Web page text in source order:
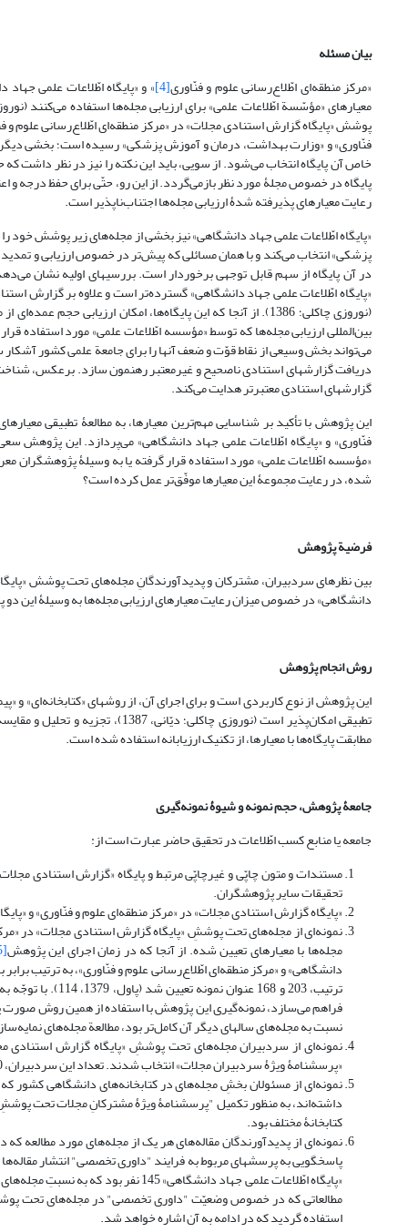
بیان مسئله
«مرکز منطقه‌ای اطّلاع‌رسانی علوم و فنّاوری[4] » و «پایگاه اطّلاعات علمی
پوشش «پایگاه گزارش استنادی مجلات» در «مرکز منطقه‌ای اطّلاع‌رسانی علوم و
فنّاوری» و «وزارت بهداشت، درمان و آموزش پزشکی» رسیده است؛ بخشی دیگر
خاص آن پایگاه انتخاب می‌شود. از سویی، باید این نکته را نیز در نظر داشت که
پایگاه در خصوص مجلۀ مورد نظر بازمی‌گردد. از این رو، حتّی برای حفظ درجه و
رعایت معیارهای پذیرفته شدۀ ارزیابی مجله‌ها اجتناب‌ناپذیر است.
«پایگاه اطّلاعات علمی جهاد دانشگاهی» نیز بخشی از مجله‌های زیر پوشش خود
پزشکی» انتخاب می‌کند و با همان مسائلی که پیش‌تر در خصوص ارزیابی و
در آن پایگاه از سهم قابل توجهی برخوردار است. بررسیهای اولیه نشان
«پایگاه اطّلاعات علمی جهاد دانشگاهی» گسترده‌تر است و علاوه بر گزارش
(نوروزی چاکلی؛‌ 1386). از آنجا که این پایگاه‌ها، امکان
بین‌المللی ارزیابی مجله‌ها که توسط «مؤسسه اطّلاعات علمی» مورد استفاده
می‌تواند بخش وسیعی از نقاط قوّت و ضعف آنها را برای جامعة علمی کشور آشکار
دریافت گزارشهای استنادی ناصحیح و غیرمعتبر رهنمون سازد. برعکس،
گزارشهای استنادی معتبرتر هدایت می‌کند.
این پژوهش با تأکید بر شناسایی مهم‌ترین معیارها، به مطالعۀ تطبیقی
شده، در رعایت مجموعۀ این معیارها موفّق‌تر عمل کرده است؟
فرضیة‌ پژوهش
بین نظرهای سردبیران، مشترکان و پدیدآورندگانِ مجله‌های تحت پوشش
دانشگاهی» در خصوص میزان رعایت معیارهای ارزیابی مجله‌ها به وسیلۀ این دو
روش انجام پژوهش
این پژوهش از نوع کاربردی است و برای اجرای آن، از روشهای «کتابخانه‌ای» و
تطبیقی امکان‌پذیر است (نوروزی
مطابقت پایگاه‌ها با معیارها، از تکنیک ارزیابانه استفاده شده است.
جامعۀ پژوهش، حجم نمونه و شیوۀ نمونه‌گیری
جامعه یا منابع کسب اطّلاعات در تحقیق حاضر عبارت است از:
مستندات و متون چاپّی و غیرچاپّی مرتبط و پایگاه «گزارش استنادی
تحقیقات سایر پژوهشگران.
«پایگاه گزارش استنادی مجلات» در «مرکز منطقه‌ای علوم و فنّاوری» و
نمونه‌ای از مجله‌های تحت پوششِ «پایگاه گزارش استنادی مجلات» در
مجله‌ها با معیارهای تعیین شده. از آنجا که در زمان اجرای این پژوهش[5]
دانشگاهی» و «مرکز منطقه‌ای اطّلاع‌رسانی علوم و فنّاوری»، به ترتیب برابر با 339 عنوان و 279 عنوان
ترتیب، 203 و
نسبت به مجله‌های سالهای دیگر آن کامل‌تر بود، مطالعة مجله‌های
نمونه‌ای از سردبیران مجله‌های تحت پوششِ «پایگاه گزارش استنادی
«پرسشنامۀ ویژۀ سردبیران مجلات» انتخاب شدند. تعداد این سردبیران، 40 نفر از 40 مجلۀ مختلف بود.
نمونه‌ای از مسئولان بخشِ مجله‌های در کتابخانه‌های دانشگاهی
کتابخانۀ مختلف بود.
نمونه‌ای از پدیدآورندگان مقاله‌های هر یک از مجله‌های مورد
«پایگاه اطّلاعات علمی جهاد
مطالعاتی که در خصوص وضعیّت "داوری تخصصی" در مجله‌های تحت پوشش
استفاده گردید که در ادامه به آن اشاره خواهد شد.